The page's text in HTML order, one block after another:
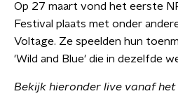
Op 27 maart vond het eerste
Festival plaats met onder
Voltage. Ze speelden hun
'Wild and Blue' die in dezelfde
Bekijk hieronder live vanaf het